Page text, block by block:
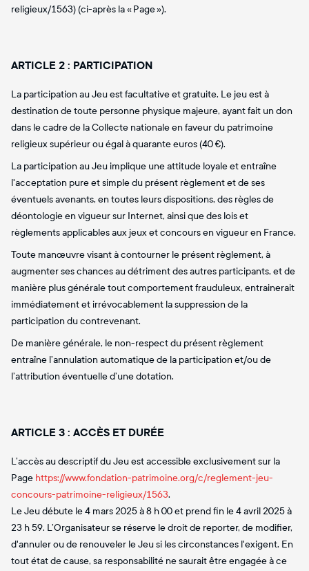
religieux/1563) (ci-après la « Page »).
ARTICLE 2 : PARTICIPATION
La participation au Jeu est facultative et gratuite. Le jeu est à
destination de toute personne physique majeure, ayant fait un don
dans le cadre de la Collecte nationale en faveur du patrimoine
religieux supérieur ou égal à quarante euros (40 €).
La participation au Jeu implique une attitude loyale et entraîne
l'acceptation pure et simple du présent règlement et de ses
éventuels avenants, en toutes leurs dispositions, des règles de
déontologie en vigueur sur Internet, ainsi que des lois et
règlements applicables aux jeux et concours en vigueur en France.
Toute manœuvre visant à contourner le présent règlement, à
augmenter ses chances au détriment des autres participants, et de
manière plus générale tout comportement frauduleux, entrainerait
immédiatement et irrévocablement la suppression de la
participation du contrevenant.
De manière générale, le non-respect du présent règlement
entraîne l’annulation automatique de la participation et/ou de
l’attribution éventuelle d’une dotation.
ARTICLE 3 : ACCÈS ET DURÉE
L’accès au descriptif du Jeu est accessible exclusivement sur la
Page https://www.fondation-patrimoine.org/c/reglement-jeu-
concours-patrimoine-religieux/1563.
Le Jeu débute le 4 mars 2025 à 8 h 00 et prend fin le 4 avril 2025 à
23 h 59. L’Organisateur se réserve le droit de reporter, de modifier,
d'annuler ou de renouveler le Jeu si les circonstances l'exigent. En
tout état de cause, sa responsabilité ne saurait être engagée à ce